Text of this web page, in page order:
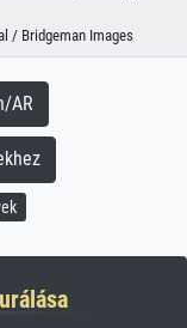
/ Bridgeman Images
AR